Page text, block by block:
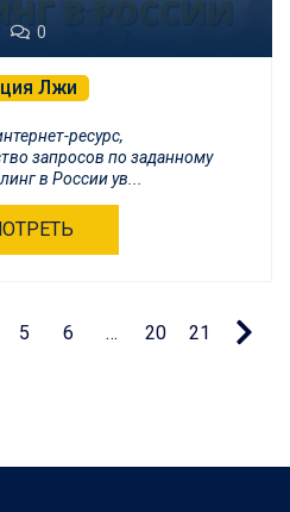
0
Лжи
ресурс,
запросов по заданному
в России ув...
5 6 … 20 21